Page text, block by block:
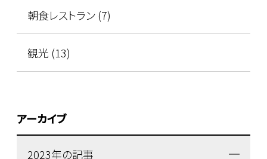
朝食レストラン (7)
観光 (13)
アーカイブ
2023年の記事